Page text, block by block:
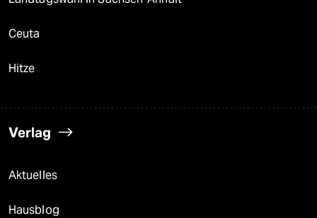
Ceuta
Hitze
Verlag
Aktuelles
Hausblog